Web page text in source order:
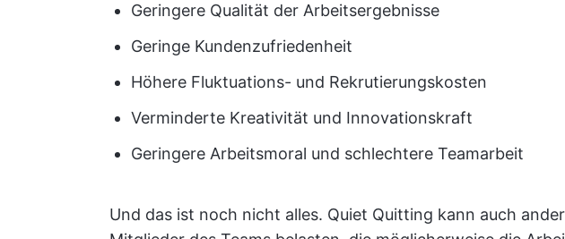
Geringere Qualität der Arbeitsergebnisse
Geringe Kundenzufriedenheit
Höhere Fluktuations- und Rekrutierungskosten
Verminderte Kreativität und Innovationskraft
Geringere Arbeitsmoral und schlechtere Teamarbeit
Und das ist noch nicht alles. Quiet Quitting kann auch